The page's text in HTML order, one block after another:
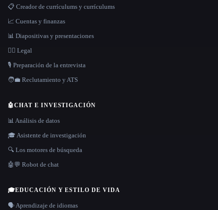
📋 Creador de currículums y currículums
📈 Cuentas y finanzas
📊 Diapositivas y presentaciones
👩‍⚖️ Legal
🎙️ Preparación de la entrevista
🧑‍💼 Reclutamiento y ATS
🤖CHAT E INVESTIGACIÓN
📊 Análisis de datos
🎓 Asistente de investigación
🔍 Los motores de búsqueda
🤖💬 Robot de chat
🎓EDUCACIÓN Y ESTILO DE VIDA
🗣️ Aprendizaje de idiomas